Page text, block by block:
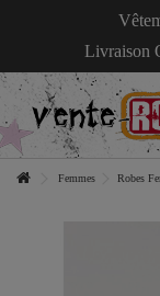
Livraison
Femmes Robes